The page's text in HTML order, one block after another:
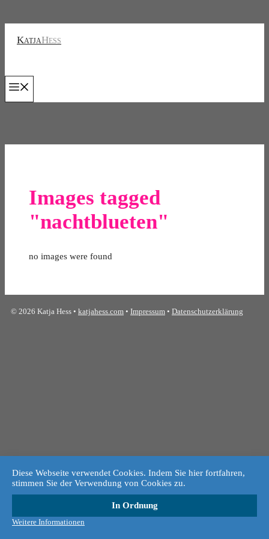
InhaltKatjaHess
Images tagged
"nachtblueten"
no images were found
© 2026 Katja Hess • katjahess.com • Impressum • Datenschutzerklärung
Diese Webseite verwendet Cookies. Indem Sie hier fortfahren,
stimmen Sie der Verwendung von Cookies zu.
In Ordnung
Weitere Informationen